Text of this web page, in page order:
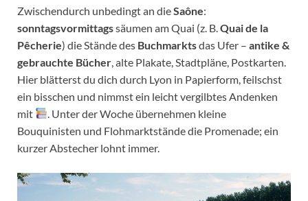
Zwischendurch unbedingt an dieSaône:
sonntagsvormittagssäumen am Quai (z. B. Quai de la
Pêcherie) die Stände des Buchmarktsdas Ufer – antike &
gebrauchte Bücher , alte Plakate, Stadtpläne, Postkarten.
Hier blätterst du dich durch Lyon in Papierform, feilschst
ein bisschen und nimmst ein leicht vergilbtes Andenken
mit
. Unter der Woche übernehmen kleine
Bouquinisten und Flohmarktstände die Promenade; ein
kurzer Abstecher lohnt immer.